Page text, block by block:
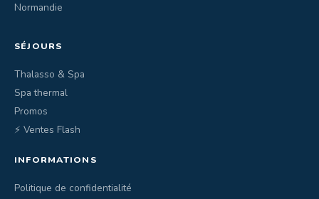
Normandie
SÉJOURS
Thalasso & Spa
Spa thermal
Promos
⚡ Ventes Flash
INFORMATIONS
Politique de confidentialité